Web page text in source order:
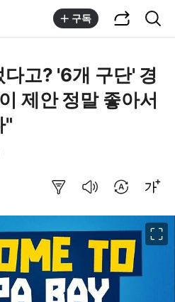
구독
고? '6개 구단' 경
제안 정말 좋아서
"